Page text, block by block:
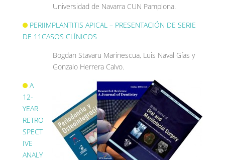
Universidad de Navarra CUN Pamplona.
PERIIMPLANTITIS APICAL – PRESENTACIÓN DE SERIE
DE 11CASOS CLÍNICOS
Bogdan Stavaru Marinescua, Luis Naval Gías y
Gonzalo Herrera Calvo.
A
12-
YEAR
RETRO
SPECT
IVE
ANALY